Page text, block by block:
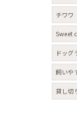
チワワ
Sweet
ドッグ
飼いや
貸し切